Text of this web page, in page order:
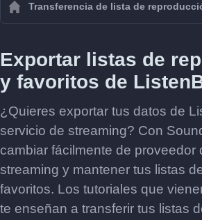
Transferencia de lista de
Exportar listas de
y favoritos de
¿Quieres exportar tus datos de
servicio de streaming? Con
cambiar fácilmente de proveedor
streaming y mantener tus listas
favoritos. Los tutoriales que
te enseñan a transferir tus listas